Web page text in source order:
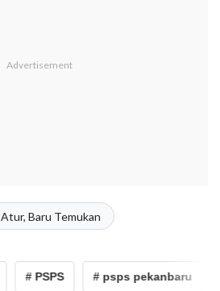
Atur, Baru Temukan
# PSPS # psps pekanbaru